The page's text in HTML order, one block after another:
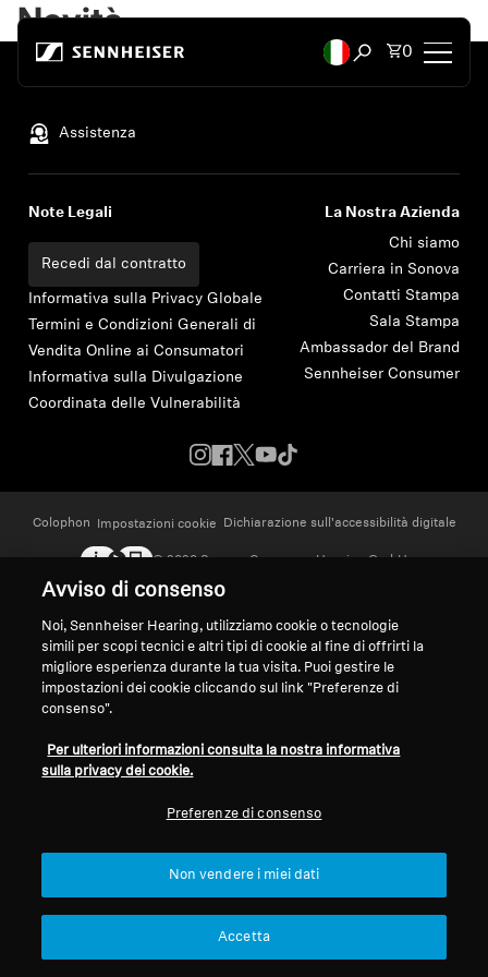
Apri ricerca
Articoli
0
Cuffie
Cuffie per stile
Cuffie per utilizzo
Cuffie per serie
Dongle Bluetooth
Ricambi e accessori per cuffie
Udito
Udito per categoria
Novità
Assistenza
Note Legali
Recedi dal contratto
Informativa sulla Privacy Globale
Termini e Condizioni Generali di
Vendita Online ai Consumatori
Informativa sulla Divulgazione
Coordinata delle Vulnerabilità
La Nostra Azienda
Chi siamo
Carriera in Sonova
Contatti Stampa
Sala Stampa
Ambassador del Brand
Sennheiser Consumer
Colophon Impostazioni cookie Dichiarazione sull'accessibilità digitale
© 2026 Sonova Consumer Hearing GmbH
Accettiamo:
Avviso di consenso
Noi, Sennheiser Hearing, utilizziamo cookie o tecnologie
simili per scopi tecnici e altri tipi di cookie al fine di offrirti la
migliore esperienza durante la tua visita. Puoi gestire le
impostazioni dei cookie cliccando sul link "Preferenze di
consenso".
Per ulteriori informazioni consulta la nostra informativa
sulla privacy dei cookie.
Preferenze di consenso
Non vendere i miei dati
Accetta